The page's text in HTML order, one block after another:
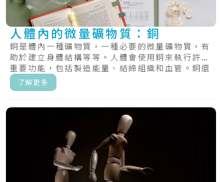
人體內的微量礦物質：銅
銅是體內一種礦物質，一種必要的微量礦物質，有
助於建立身體結構等等。人體會使用銅來執行許多
重要功能，包括製造能量、結締組織和血管。銅還
有助.....
了解更多